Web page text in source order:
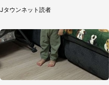
男性）
Jタウンネット読者